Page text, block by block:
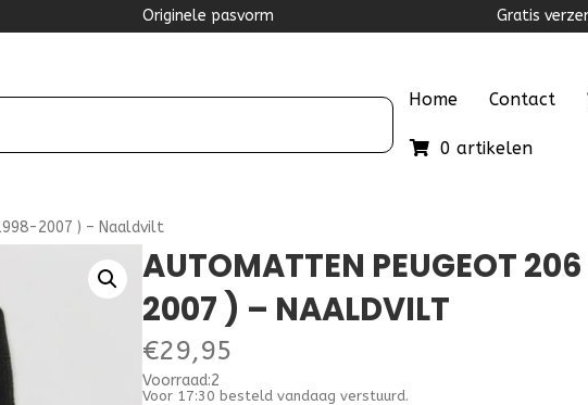
Originele pasvorm Gratis
Home Contact
0 artikelen
2007 ) – Naaldvilt
AUTOMATTEN PEUGEOT
2007 ) – NAALDVILT
€29,95
Voorraad:2
Voor 17:30 besteld vandaag verstuurd.